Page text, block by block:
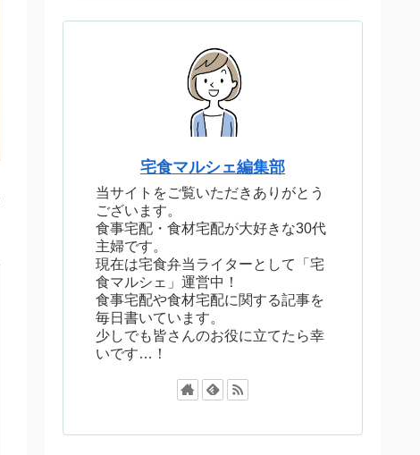
宅食マルシェ編集部
当サイトをご覧いただきありがとう
ございます。
食事宅配・食材宅配が大好きな30代
主婦です。
現在は宅食弁当ライターとして「宅
食マルシェ」運営中！
食事宅配や食材宅配に関する記事を
毎日書いています。
少しでも皆さんのお役に立てたら幸
いです…！